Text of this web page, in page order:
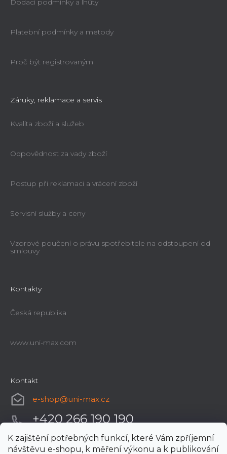
K zajištění potřebných funkcí, které Vám zpříjemní
návštěvu e-shopu, k měření výkonu a k publikování
Dodací podmínky a lhůty
Platební podmínky a metody
Proč být registrovaným
Záruky, reklamace a servis
Kvalita zboží a služeb
Odpovědnost za vady zboží
Postup při reklamaci a vrácení zboží
Servisní služby a ceny
Vzorové poučení o právu spotřebitele na odstoupení od
smlouvy
Kontakty
Česká republika
www.uni-max.com
Kontakt
e-shop@uni-max.cz
+420 266 190 190